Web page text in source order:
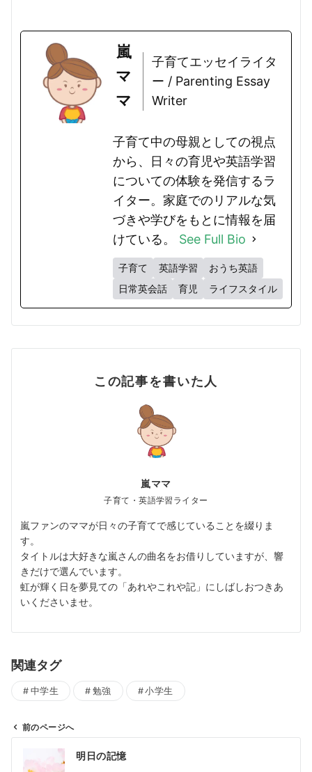
嵐
マ
マ
子育てエッセイライタ
ー / Parenting Essay
Writer
子育て中の母親としての視点
から、日々の育児や英語学習
についての体験を発信するラ
イター。家庭でのリアルな気
づきや学びをもとに情報を届
けている。 See Full Bio
子育て 英語学習
おうち英語
日常英会話
育児 ライフスタイル
この記事を書いた人
嵐ママ
子育て・英語学習ライター
嵐ファンのママが日々の子育てで感じていることを綴りま
す。
タイトルは大好きな嵐さんの曲名をお借りしていますが、響
きだけで選んでいます。
虹が輝く日を夢見ての「あれやこれや記」にしばしおつきあ
いくださいませ。
関連タグ
中学生 勉強 小学生
前のページへ
明日の記憶